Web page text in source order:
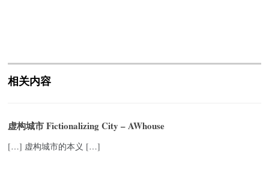
相关内容
虚构城市 Fictionalizing City – AWhouse
[…] 虚构城市的本义 […]